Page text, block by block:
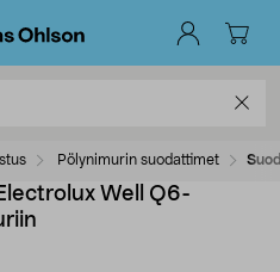
Pölynimurin suodattimet
Well Q6-